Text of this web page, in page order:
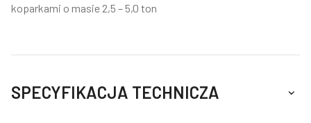
koparkami o masie 2,5 – 5,0 ton
SPECYFIKACJA TECHNICZA